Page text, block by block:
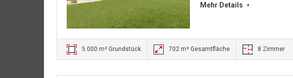
Mehr Details
5.000 m² Grundstück 702 m² Gesamtfläche 8 Zimmer